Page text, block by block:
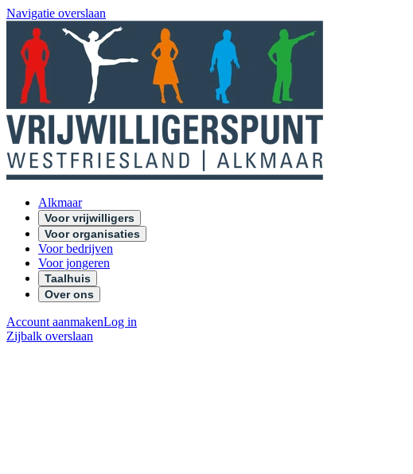
Navigatie overslaan
Alkmaar
Voor vrijwilligers
Voor organisaties
Voor bedrijven
Voor jongeren
Taalhuis
Over ons
Account aanmakenLog in
Zijbalk overslaan